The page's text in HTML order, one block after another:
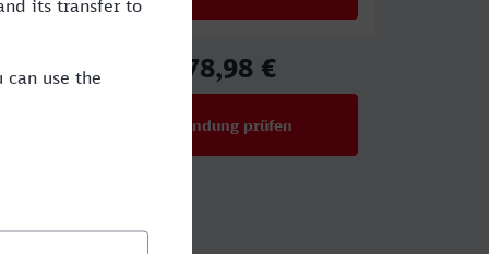
78,98 €
Verbindung prüfen